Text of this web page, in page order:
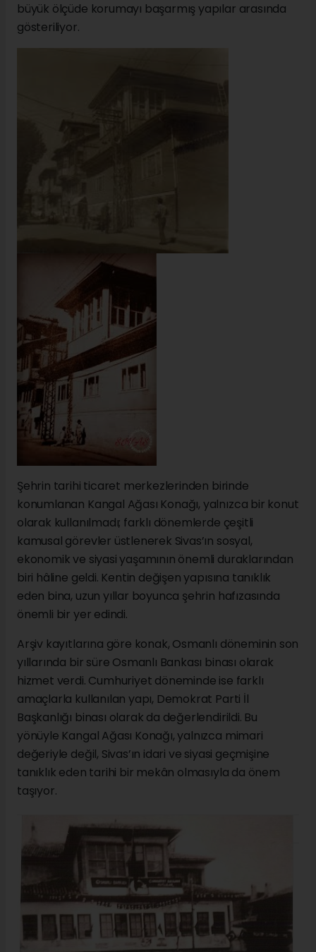
büyük ölçüde korumayı başarmış yapılar arasında
gösteriliyor.
Şehrin tarihi ticaret merkezlerinden birinde
konumlanan Kangal Ağası Konağı, yalnızca bir konut
olarak kullanılmadı; farklı dönemlerde çeşitli
kamusal görevler üstlenerek Sivas’ın sosyal,
ekonomik ve siyasi yaşamının önemli duraklarından
biri hâline geldi. Kentin değişen yapısına tanıklık
eden bina, uzun yıllar boyunca şehrin hafızasında
önemli bir yer edindi.
Arşiv kayıtlarına göre konak, Osmanlı döneminin son
yıllarında bir süre Osmanlı Bankası binası olarak
hizmet verdi. Cumhuriyet döneminde ise farklı
amaçlarla kullanılan yapı, Demokrat Parti İl
Başkanlığı binası olarak da değerlendirildi. Bu
yönüyle Kangal Ağası Konağı, yalnızca mimari
değeriyle değil, Sivas’ın idari ve siyasi geçmişine
tanıklık eden tarihi bir mekân olmasıyla da önem
taşıyor.